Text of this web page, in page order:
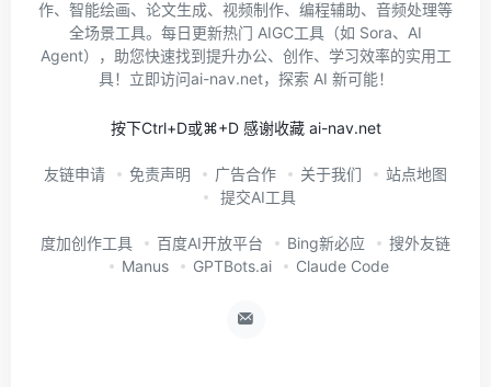
作、智能绘画、论文生成、视频制作、编程辅助、音频处理等
全场景工具。每日更新热门 AIGC工具（如 Sora、AI
Agent），助您快速找到提升办公、创作、学习效率的实用工
具！立即访问ai-nav.net，探索 AI 新可能！
按下Ctrl+D或⌘+D 感谢收藏 ai-nav.net
友链申请 免责声明 广告合作 关于我们
站点地图
提交AI工具
度加创作工具 百度AI开放平台 Bing新必应
搜外友链
Manus
GPTBots.ai Claude Code